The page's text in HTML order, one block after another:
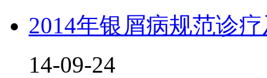
2014年银屑病规范诊
14-09-24